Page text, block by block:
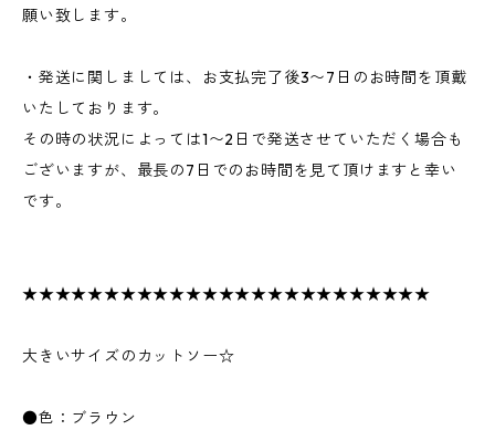
願い致します。
・発送に関しましては、お支払完了後3〜7日のお時間を頂戴
いたしております。
その時の状況によっては1〜2日で発送させていただく場合も
ございますが、最長の7日でのお時間を見て頂けますと幸い
です。
★★★★★★★★★★★★★★★★★★★★★★★★★
大きいサイズのカットソー☆
●色：ブラウン